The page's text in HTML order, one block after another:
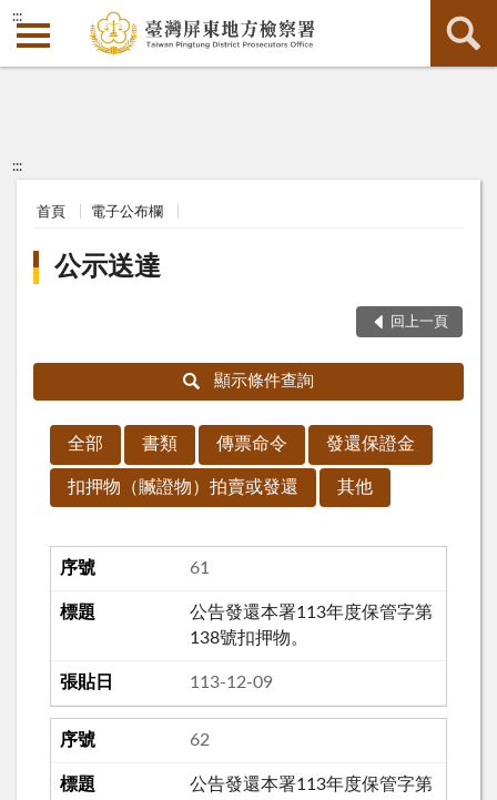
:::
:::
首頁 電子公布欄
公示送達
回上一頁
顯示條件查詢
全部 書類 傳票命令 發還保證金
扣押物（贓證物）拍賣或發還 其他
61
公告發還本署113年度保管字第
138號扣押物。
113-12-09
62
公告發還本署113年度保管字第